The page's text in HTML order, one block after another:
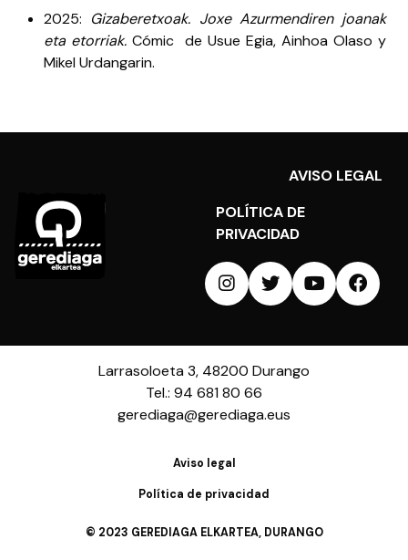
2025: Gizaberetxoak. Joxe Azurmendiren joanak
eta etorriak. Cómic de Usue Egia, Ainhoa Olaso y
Mikel Urdangarin.
AVISO LEGAL
POLÍTICA DE
PRIVACIDAD
Larrasoloeta 3, 48200 Durango
Tel.: 94 681 80 66
gerediaga@gerediaga.eus
© 2023 GEREDIAGA ELKARTEA, DURANGO
Aviso legal
Política de privacidad